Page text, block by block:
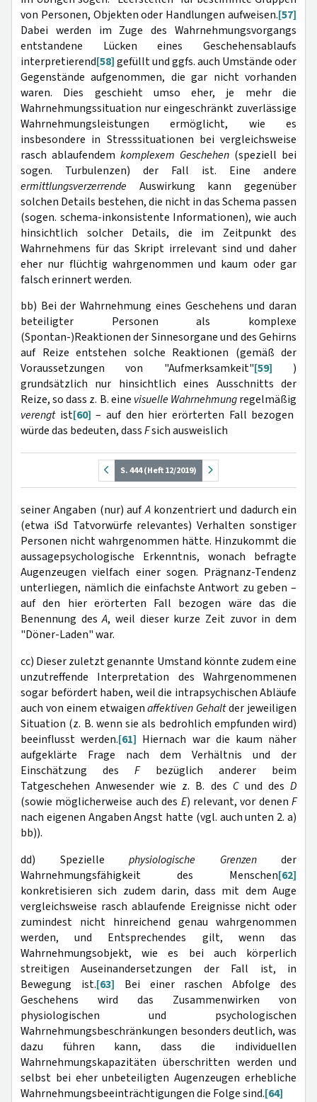
von Personen, Objekten oder Handlungen aufweisen.[57]
Dabei werden im Zuge des Wahrnehmungsvorgangs
entstandene Lücken eines Geschehensablaufs
interpretierend[58]gefüllt und ggfs. auch Umstände oder
Gegenstände aufgenommen, die gar nicht vorhanden
waren. Dies geschieht umso eher, je mehr die
Wahrnehmungssituation nur eingeschränkt zuverlässige
Wahrnehmungsleistungen ermöglicht, wie es
insbesondere in Stresssituationen bei vergleichsweise
rasch ablaufendem komplexem Geschehen (speziell bei
sogen. Turbulenzen) der Fall ist. Eine andere
ermittlungsverzerrende Auswirkung kann gegenüber
solchen Details bestehen, die nicht in das Schema passen
(sogen. schema-inkonsistente Informationen), wie auch
hinsichtlich solcher Details, die im Zeitpunkt des
Wahrnehmens für das Skript irrelevant sind und daher
eher nur flüchtig wahrgenommen und kaum oder gar
falsch erinnert werden.
bb) Bei der Wahrnehmung eines Geschehens und daran
beteiligter Personen als komplexe
(Spontan-)Reaktionen der Sinnesorgane und des Gehirns
auf Reize entstehen solche Reaktionen (gemäß der
Voraussetzungen von "Aufmerksamkeit"[59] )
grundsätzlich nur hinsichtlich eines Ausschnitts der
Reize, so dass z. B. eine visuelle Wahrnehmungregelmäßig
verengtist[60]– auf den hier erörterten Fall bezogen
würde das bedeuten, dassFsich ausweislich
S. 444 (Heft 12/2019)
seiner Angaben (nur) aufAkonzentriert und dadurch ein
(etwa iSd Tatvorwürfe relevantes) Verhalten sonstiger
Personen nicht wahrgenommen hätte. Hinzukommt die
aussagepsychologische Erkenntnis, wonach befragte
Augenzeugen vielfach einer sogen. Prägnanz-Tendenz
unterliegen, nämlich die einfachste Antwort zu geben –
auf den hier erörterten Fall bezogen wäre das die
Benennung desA, weil dieser kurze Zeit zuvor in dem
"Döner-Laden" war.
cc) Dieser zuletzt genannte Umstand könnte zudem eine
unzutreffende Interpretation des Wahrgenommenen
sogar befördert haben, weil die intrapsychischen Abläufe
auch von einem etwaigenaffektiven Gehaltder jeweiligen
Situation (z. B. wenn sie als bedrohlich empfunden wird)
beeinflusst werden.[61] Hiernach war die kaum näher
aufgeklärte Frage nach dem Verhältnis und der
Einschätzung desFbezüglich anderer beim
Tatgeschehen Anwesender wie z. B. des C und des D
(sowie möglicherweise auch des E) relevant, vor denen F
nach eigenen Angaben Angst hatte (vgl. auch unten 2. a)
bb)).
dd) Spezielle physiologische Grenzender
Wahrnehmungsfähigkeit des Menschen[62]
konkretisieren sich zudem darin, dass mit dem Auge
vergleichsweise rasch ablaufende Ereignisse nicht oder
zumindest nicht hinreichend genau wahrgenommen
werden, und Entsprechendes gilt, wenn das
Wahrnehmungsobjekt, wie es bei auch körperlich
streitigen Auseinandersetzungen der Fall ist, in
Bewegung ist.[63] Bei einer raschen Abfolge des
Geschehens wird das Zusammenwirken von
physiologischen und psychologischen
Wahrnehmungsbeschränkungen besonders deutlich, was
dazu führen kann, dass die individuellen
Wahrnehmungskapazitäten überschritten werden und
selbst bei eher unbeteiligten Augenzeugen erhebliche
Wahrnehmungsbeeinträchtigungen die Folge sind.[64]